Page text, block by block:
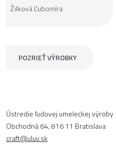
Žilková Ľubomíra
POZRIEŤ VÝROBKY
Ústredie ľudovej umeleckej výroby
Obchodná 64, 816 11 Bratislava
craft@uluv.sk